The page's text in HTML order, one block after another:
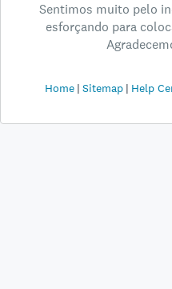
Sentimos muito pelo
esforçando para
Home Sitemap Help